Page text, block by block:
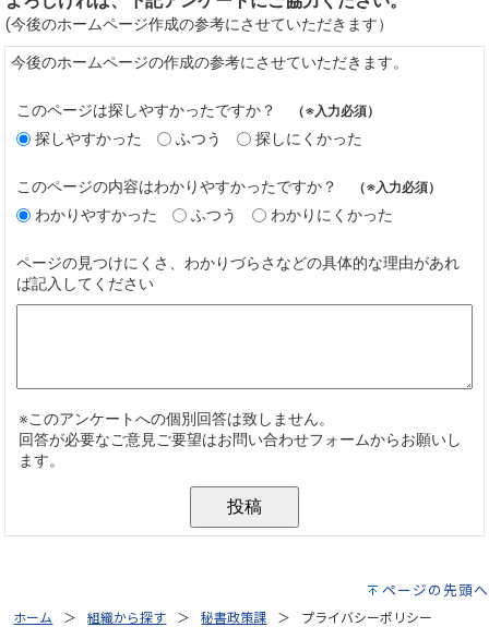
ページの先頭へ
ホーム 組織から探す 秘書政策課 プライバシーポリシー